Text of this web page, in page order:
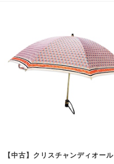
【中古】クリスチャンディオール